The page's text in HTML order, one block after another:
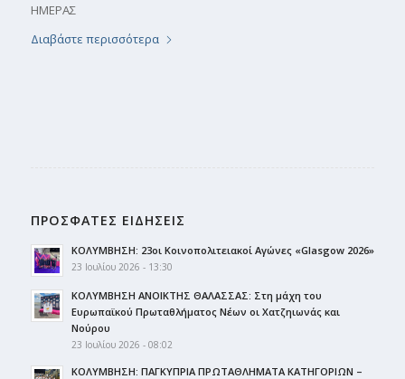
ΗΜΕΡΑΣ
Διαβάστε περισσότερα
ΠΡΟΣΦΑΤΕΣ ΕΙΔΗΣΕΙΣ
ΚΟΛΥΜΒΗΣΗ: 23οι Κοινοπολιτειακοί Αγώνες «Glasgow 2026»
23 Ιουλίου 2026 - 13:30
ΚΟΛΥΜΒΗΣΗ ΑΝΟΙΚΤΗΣ ΘΑΛΑΣΣΑΣ: Στη μάχη του
Ευρωπαϊκού Πρωταθλήματος Νέων οι Χατζηιωνάς και
Νούρου
23 Ιουλίου 2026 - 08:02
ΚΟΛΥΜΒΗΣΗ: ΠΑΓΚΥΠΡΙΑ ΠΡΩΤΑΘΛΗΜΑΤΑ ΚΑΤΗΓΟΡΙΩΝ –